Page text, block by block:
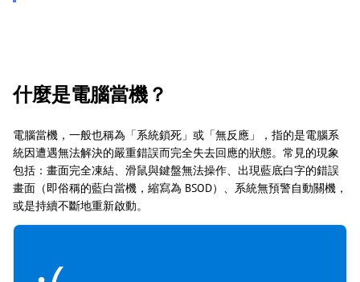
什麼是電腦當機？
電腦當機，一般也稱為「系統鎖死」或「無反應」，指的是電腦系
統因遭遇無法解決的嚴重錯誤而完全失去回應的狀態。常見的現象
包括：畫面完全凍結、滑鼠與鍵盤無法操作、出現藍底白字的錯誤
畫面（即俗稱的藍白當機，縮寫為 BSOD）、系統無預警自動關機，
或是持續不斷地重新啟動。